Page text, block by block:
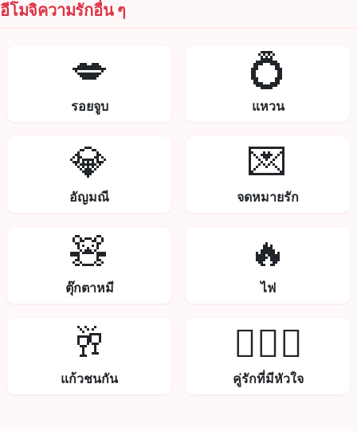
อีโมจิความรักอื่น ๆ
💋
รอยจูบ
💍
แหวน
💎
อัญมณี
💌
จดหมายรัก
🧸
ตุ๊กตาหมี
🔥
ไฟ
🥂
แก้วชนกัน
👩‍❤️‍👨
คู่รักที่มีหัวใจ